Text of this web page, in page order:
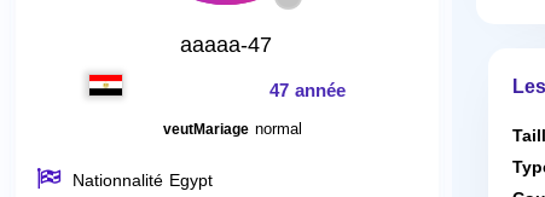
aaaaa-47
47 année
veutMariage normal
Nationnalité Egypt